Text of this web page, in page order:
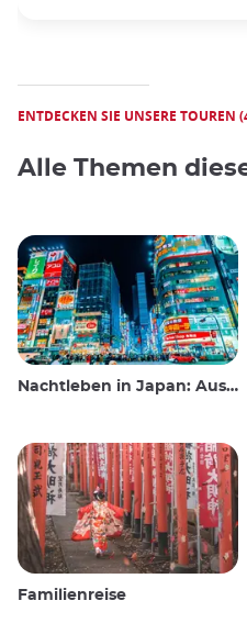
ENTDECKEN SIE UNSERE TOUREN
Alle Themen
Nachtleben in Japan: Ausgehen, sehen und trinken
Familienreise